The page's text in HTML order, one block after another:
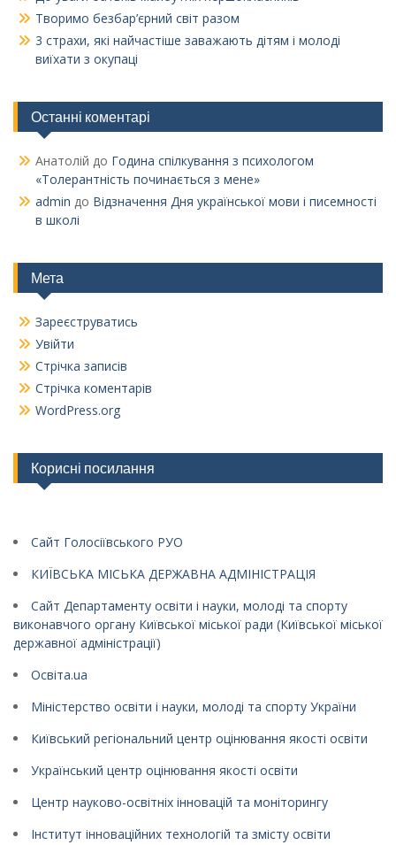
Творимо безбар’єрний світ разом
3 страхи, які найчастіше заважають дітям і молоді
виїхати з окупаці
Останні коментарі
Анатолій до Година спілкування з психологом
«Толерантність починається з мене»
admin до Відзначення Дня української мови і писемності
в школі
Мета
Зареєструватись
Увійти
Стрічка записів
Стрічка коментарів
WordPress.org
Корисні посилання
Сайт Голосіївського РУО
КИЇВСЬКА МІСЬКА ДЕРЖАВНА АДМІНІСТРАЦІЯ
Сайт Департаменту освіти і науки, молоді та спорту
виконавчого органу Київської міської ради (Київської міської
державної адміністрації)
Освіта.ua
Міністерство освіти і науки, молоді та спорту України
Київський регіональний центр оцінювання якості освіти
Український центр оцінювання якості освіти
Центр науково-освітніх інновацій та моніторингу
Інститут інноваційних технологій та змісту освіти